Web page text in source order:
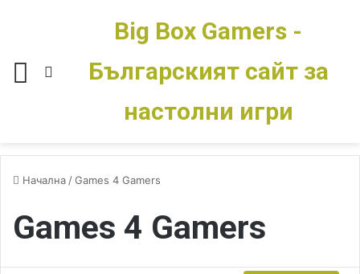
Меню Switch skin
Big Box Gamers -
Българският сайт за
настолни игри
Начална /Games 4 Gamers
Games 4 Gamers